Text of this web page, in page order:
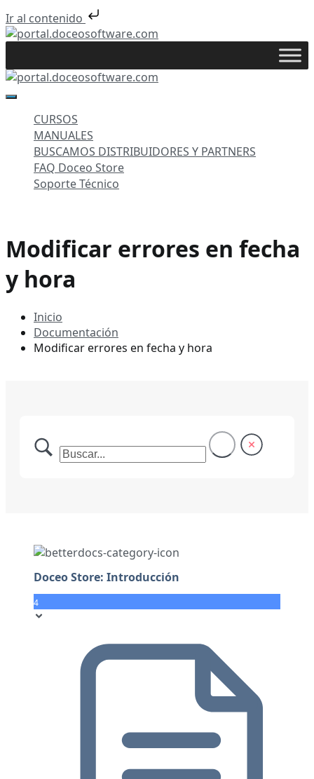
Ir al contenido
Saltar
portal.doceosoftware.com
CURSOS
MANUALES
BUSCAMOS DISTRIBUIDORES Y PARTNERS
FAQ Doceo Store
Soporte Técnico
Modificar errores en fecha
y hora
Inicio
Documentación
Modificar errores en fecha y hora
Doceo Store: Introducción
4